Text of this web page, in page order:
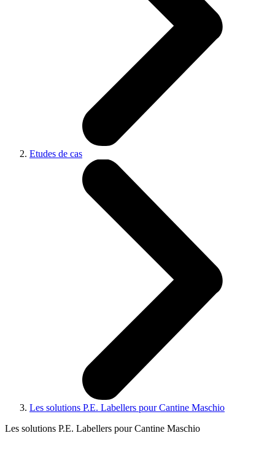
Etudes de cas
Les solutions P.E. Labellers pour Cantine Maschio
Les solutions P.E. Labellers pour Cantine Maschio